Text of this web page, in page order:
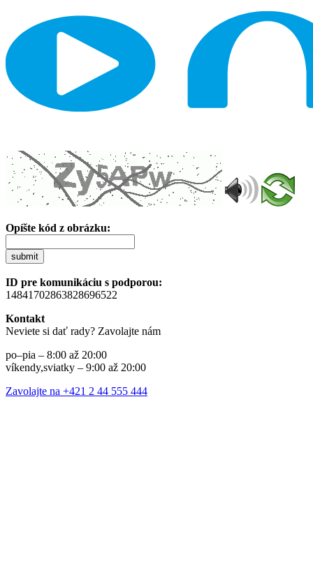
Opíšte kód z obrázku:
submit
ID pre komunikáciu s podporou:
14841702863828696522
Kontakt
Neviete si dať rady? Zavolajte nám
po–pia – 8:00 až 20:00
víkendy,sviatky – 9:00 až 20:00
Zavolajte na +421 2 44 555 444